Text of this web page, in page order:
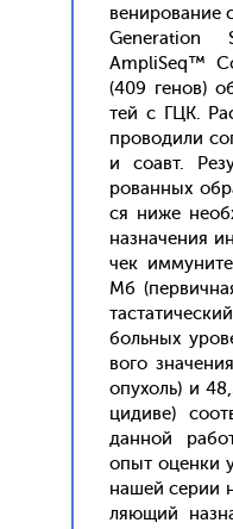
ве­ниро­вание
Generation
AmpliSeq™
(409 ге­нов)
тей с ГЦК.
про­води­ли
и со­авт.
рован­ных
ся ни­же
наз­на­чения
чек
Мб
боль­ных
вого
опу­холь) и
циди­ве)
дан­ной
опыт оцен­ки
на­шей се­рии
ля­ющий